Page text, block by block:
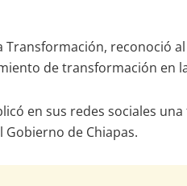
reconoció
de transformación en
en sus redes sociales
de Chiapas.